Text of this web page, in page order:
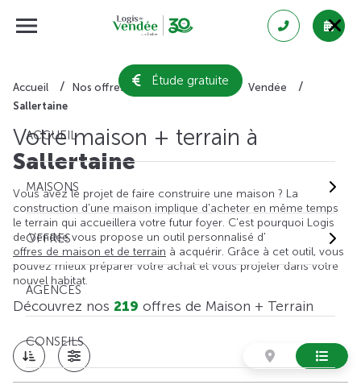
Étude gratuite
ACCUEIL
MAISONS
OFFRES
AGENCES
CONSEILS
Accueil Nos offres de maison + terrain
Vendée
Sallertaine
Votre maison + terrain à
Sallertaine
Vous avez le projet de faire construire une maison ? La
construction d'une maison implique d'acheter en même temps
le terrain qui accueillera votre futur foyer. C'est pourquoi Logis
de Vendée vous propose un outil personnalisé d'
offres de maison et de terrain à acquérir. Grâce à cet outil, vous
pouvez mieux préparer votre achat et vous projeter dans votre
nouvel habitat.
Découvrez nos 219 offres de Maison + Terrain